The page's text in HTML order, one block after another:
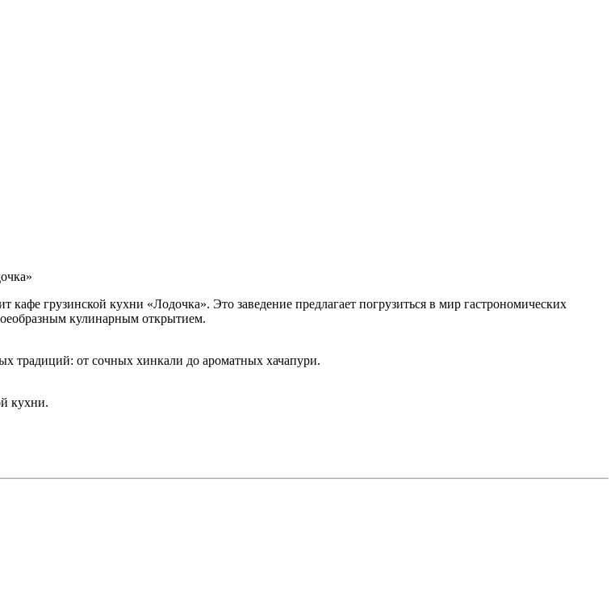
грузинской кухни «Лодочка». Это заведение предлагает погрузиться в мир гастрономических
кулинарным открытием.
традиций: от сочных хинкали до ароматных хачапури.
кухни.